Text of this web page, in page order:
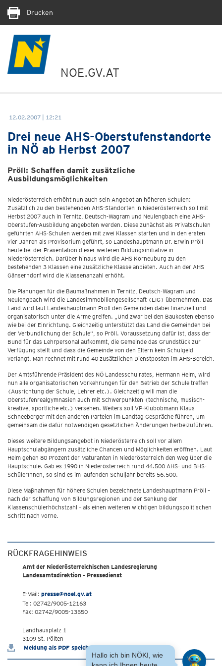
Drucken
NOE.GV.AT
12.02.2007 | 12:21
Drei neue AHS-Oberstufenstandorte
in NÖ ab Herbst 2007
Pröll: Schaffen damit zusätzliche
Ausbildungsmöglichkeiten
Niederösterreich erhöht nun auch sein Angebot an höheren Schulen:
Zusätzlich zu den bestehenden AHS-Standorten in Niederösterreich soll mit
Herbst 2007 auch in Ternitz, Deutsch-Wagram und Neulengbach eine AHS-
Oberstufen-Ausbildung angeboten werden. Diese zunächst als Privatschulen
geführten AHS-Schulen werden mit zwei Klassen starten und in den ersten
vier Jahren als Provisorium geführt, so Landeshauptmann Dr. Erwin Pröll
heute bei der Präsentation dieser weiteren Bildungsinitiative in
Niederösterreich. Darüber hinaus wird die AHS Korneuburg zu den
bestehenden 3 Klassen eine zusätzliche Klasse anbieten. Auch an der AHS
Gänserndorf wird die Klassenanzahl erhöht.
Die Planungen für die Baumaßnahmen in Ternitz, Deutsch-Wagram und
Neulengbach wird die Landesimmobiliengesellschaft (LIG) übernehmen. Das
Land wird laut Landeshauptmann Pröll den Gemeinden dabei finanziell und
organisatorisch unter die Arme greifen. „Und zwar bei den Baukosten ebenso
wie bei der Einrichtung. Gleichzeitig unterstützt das Land die Gemeinden bei
der Verbundlichung der Schule“, so Pröll. Voraussetzung dafür ist, dass der
Bund für das Lehrpersonal aufkommt, die Gemeinde das Grundstück zur
Verfügung stellt und dass die Gemeinde von den Eltern kein Schulgeld
verlangt. Man rechnet mit rund 40 zusätzlichen Dienstposten im AHS-Bereich.
Der Amtsführende Präsident des NÖ Landesschulrates, Hermann Helm, wird
nun alle organisatorischen Vorkehrungen für den Betrieb der Schule treffen
(Ausrichtung der Schule, Lehrer etc.). Gleichzeitig will man die
Oberstufenrealgymnasien auch mit Schwerpunkten (technische, musisch-
kreative, sportliche etc.) versehen. Weiters soll VP-Klubobmann Klaus
Schneeberger mit den anderen Parteien im Landtag Gespräche führen, um
gemeinsam die dafür notwendigen gesetzlichen Änderungen herbeizuführen.
Dieses weitere Bildungsangebot in Niederösterreich soll vor allem
Hauptschulabgängern zusätzliche Chancen und Möglichkeiten eröffnen. Laut
Helm gehen 80 Prozent der Maturanten in Niederösterreich den Weg über die
Hauptschule. Gab es 1990 in Niederösterreich rund 44.500 AHS- und BHS-
SchülerInnen, so sind es im laufenden Schuljahr bereits 56.500.
Diese Maßnahmen für höhere Schulen bezeichnete Landeshauptmann Pröll –
nach der Schaffung von Bildungsregionen und der Senkung der
Klassenschülerhöchstzahl – als einen weiteren wichtigen bildungspolitischen
Schritt nach vorne.
RÜCKFRAGEHINWEIS
Amt der Niederösterreichischen Landesregierung
Landesamtsdirektion - Pressedienst
E-Mail: presse@noel.gv.at
Tel: 02742/9005-12163
Fax: 02742/9005-13550
Landhausplatz 1
3109 St. Pölten
Meldung als PDF speichern
Hallo ich bin NÖKI, wie